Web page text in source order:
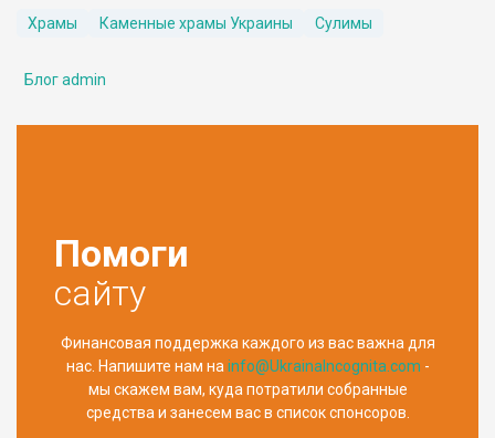
Храмы Каменные храмы Украины Сулимы
Блог admin
Помоги
сайту
Финансовая поддержка каждого из вас важна для
нас. Напишите нам на info@UkrainaIncognita.com -
мы скажем вам, куда потратили собранные
средства и занесем вас в список спонсоров.